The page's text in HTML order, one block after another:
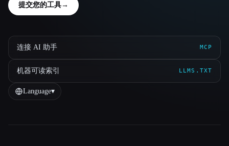
提交您的工具→
连接 AI 助手 MCP
机器可读索引 LLMS.TXT
Language▾